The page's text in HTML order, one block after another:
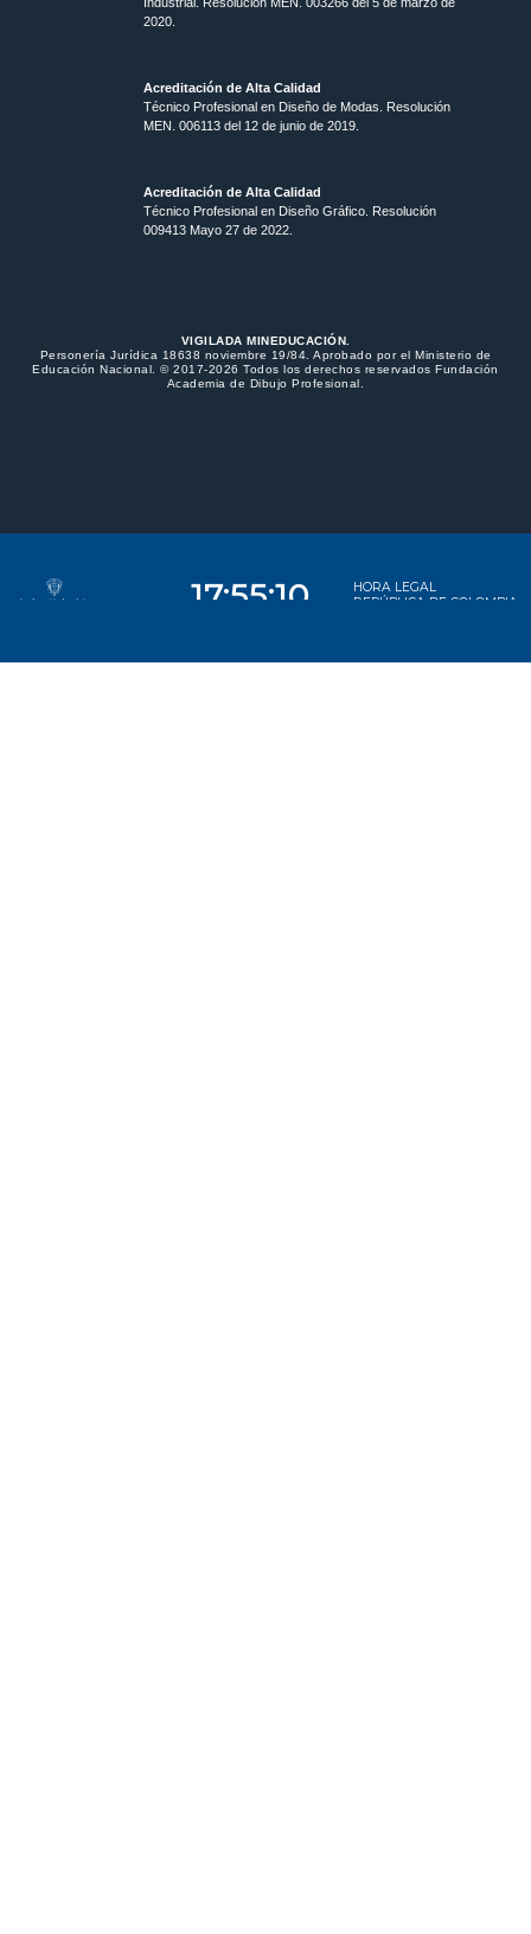
2020.
Acreditación de Alta Calidad
Técnico Profesional en Diseño de Modas. Resolución
MEN. 006113 del 12 de junio de 2019.
Acreditación de Alta Calidad
Técnico Profesional en Diseño Gráfico. Resolución
009413 Mayo 27 de 2022.
VIGILADA MINEDUCACIÓN.
Personería Jurídica 18638 noviembre 19/84. Aprobado por el Ministerio de
Educación Nacional. © 2017-2026 Todos los derechos reservados Fundación
Academia de Dibujo Profesional.